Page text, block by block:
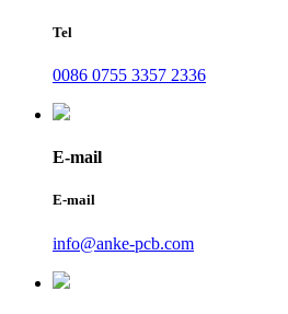
Tel
0086 0755 3357 2336
E-mail
E-mail
info@anke-pcb.com